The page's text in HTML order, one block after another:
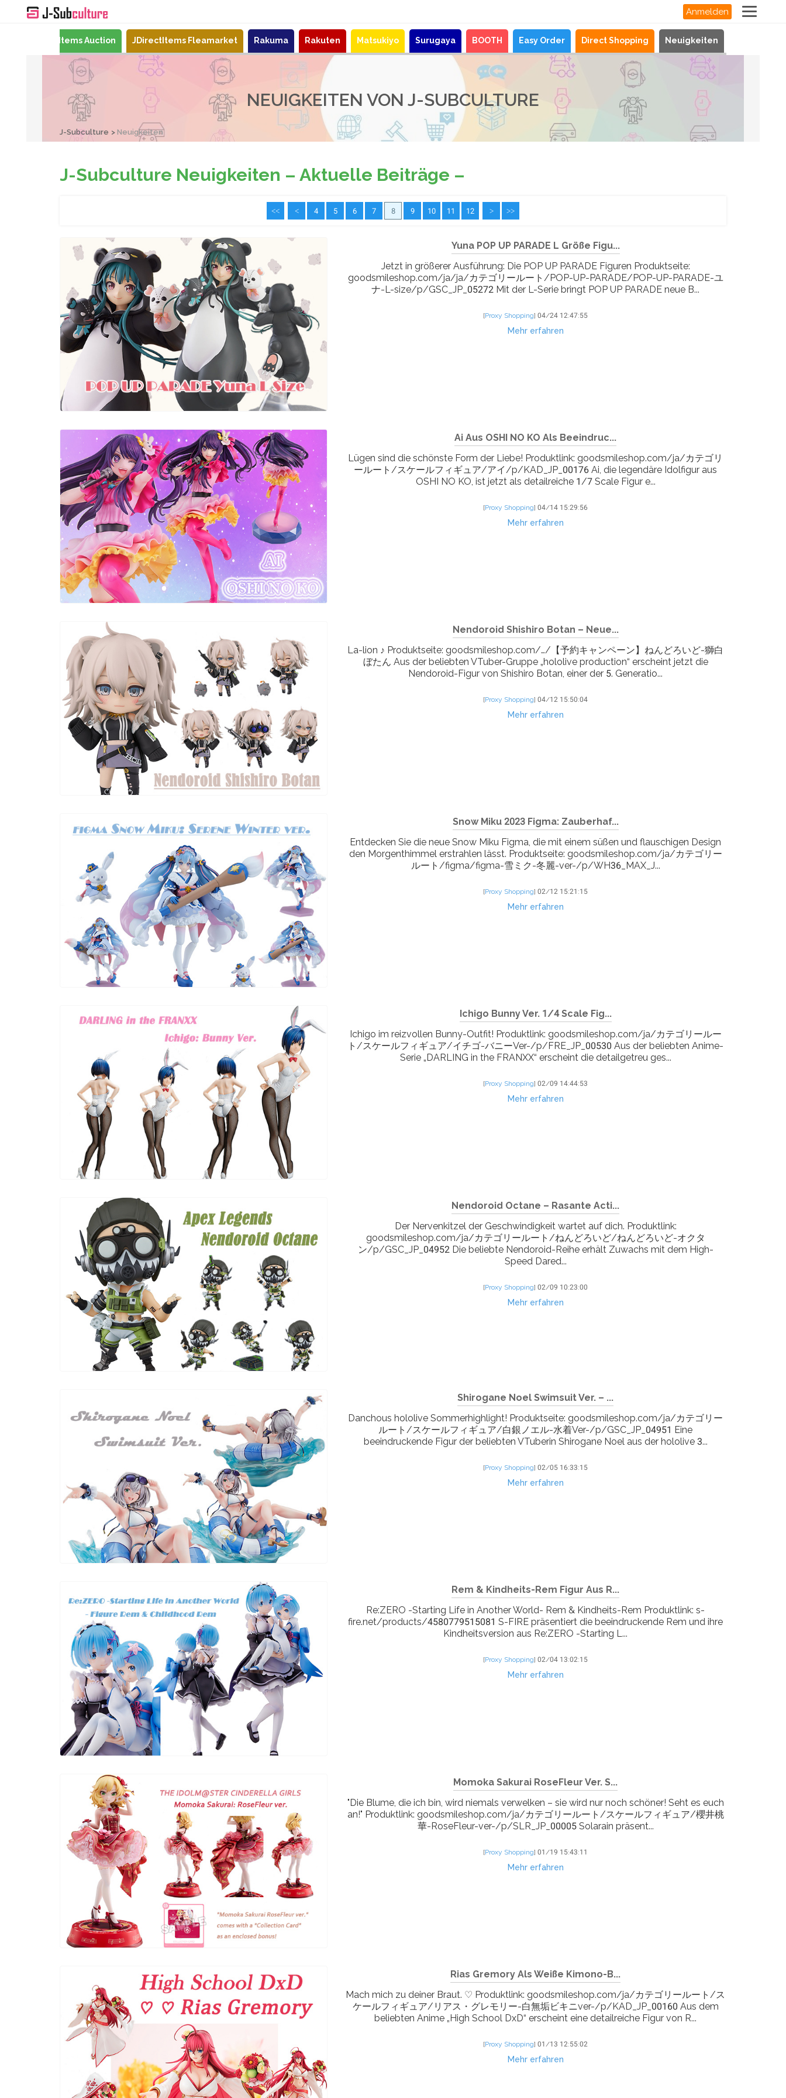
Anmelden
JDirectItems Auction JDirectItems Fleamarket Rakuma Rakuten Matsukiyo Surugaya BOOTH Easy Order Direct Shopping Neuigkeiten
NEUIGKEITEN VON J-SUBCULTURE
J-Subculture Neuigkeiten
J-Subculture Neuigkeiten – Aktuelle Beiträge –
<< < 4 5 6 7 8 9 10 11 12 > >>
Yuna POP UP PARADE L Größe Figu...
Jetzt in größerer Ausführung: Die POP UP PARADE Figuren Produktseite:
goodsmileshop.com/ja/ja/カテゴリールート/POP-UP-PARADE/POP-UP-PARADE-ユ
ナ-L-size/p/GSC_JP_05272 Mit der L-Serie bringt POP UP PARADE neue B...
[Proxy Shopping]04/24 12:47:55
Mehr erfahren
Ai Aus OSHI NO KO Als Beeindruc...
Lügen sind die schönste Form der Liebe! Produktlink: goodsmileshop.com/ja/カテゴリ
ールート/スケールフィギュア/アイ/p/KAD_JP_00176 Ai, die legendäre Idolfigur aus
OSHI NO KO, ist jetzt als detailreiche 1/7 Scale Figur e...
[Proxy Shopping]04/14 15:29:56
Mehr erfahren
Nendoroid Shishiro Botan – Neue...
La-lion ♪ Produktseite: goodsmileshop.com/…/【予約キャンペーン】ねんどろいど-獅白
ぼたん Aus der beliebten VTuber-Gruppe „hololive production“ erscheint jetzt die
Nendoroid-Figur von Shishiro Botan, einer der 5. Generatio...
[Proxy Shopping]04/12 15:50:04
Mehr erfahren
Snow Miku 2023 Figma: Zauberhaf...
Entdecken Sie die neue Snow Miku Figma, die mit einem süßen und flauschigen Design
den Morgenthimmel erstrahlen lässt. Produktseite: goodsmileshop.com/ja/カテゴリー
ルート/figma/figma-雪ミク-冬麗-ver-/p/WH36_MAX_J...
[Proxy Shopping]02/12 15:21:15
Mehr erfahren
Ichigo Bunny Ver. 1/4 Scale Fig...
Ichigo im reizvollen Bunny-Outfit! Produktlink: goodsmileshop.com/ja/カテゴリールー
ト/スケールフィギュア/イチゴ-バニーVer-/p/FRE_JP_00530 Aus der beliebten Anime-
Serie „DARLING in the FRANXX“ erscheint die detailgetreu ges...
[Proxy Shopping]02/09 14:44:53
Mehr erfahren
Nendoroid Octane – Rasante Acti...
Der Nervenkitzel der Geschwindigkeit wartet auf dich. Produktlink:
goodsmileshop.com/ja/カテゴリールート/ねんどろいど/ねんどろいど-オクタ
ン/p/GSC_JP_04952 Die beliebte Nendoroid-Reihe erhält Zuwachs mit dem High-
Speed Dared...
[Proxy Shopping]02/09 10:23:00
Mehr erfahren
Shirogane Noel Swimsuit Ver. – ...
Danchous hololive Sommerhighlight! Produktseite: goodsmileshop.com/ja/カテゴリー
ルート/スケールフィギュア/白銀ノエル-水着Ver-/p/GSC_JP_04951 Eine
beeindruckende Figur der beliebten VTuberin Shirogane Noel aus der hololive 3...
[Proxy Shopping]02/05 16:33:15
Mehr erfahren
Rem & Kindheits-Rem Figur Aus R...
Re:ZERO -Starting Life in Another World- Rem & Kindheits-Rem Produktlink: s-
fire.net/products/4580779515081 S-FIRE präsentiert die beeindruckende Rem und ihre
Kindheitsversion aus Re:ZERO -Starting L...
[Proxy Shopping]02/04 13:02:15
Mehr erfahren
Momoka Sakurai RoseFleur Ver. S...
"Die Blume, die ich bin, wird niemals verwelken – sie wird nur noch schöner! Seht es euch
an!" Produktlink: goodsmileshop.com/ja/カテゴリールート/スケールフィギュア/櫻井桃
華-RoseFleur-ver-/p/SLR_JP_00005 Solarain präsent...
[Proxy Shopping]01/19 15:43:11
Mehr erfahren
Rias Gremory Als Weiße Kimono-B...
Mach mich zu deiner Braut. ♡ Produktlink: goodsmileshop.com/ja/カテゴリールート/ス
ケールフィギュア/リアス・グレモリー-白無垢ビキニver-/p/KAD_JP_00160 Aus dem
beliebten Anime „High School DxD“ erscheint eine detailreiche Figur von R...
[Proxy Shopping]01/13 12:55:02
Mehr erfahren